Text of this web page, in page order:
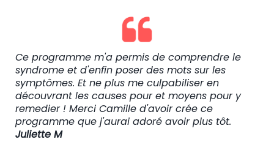
Ce programme m'a permis de comprendre le
syndrome et d'enfin poser des mots sur les
symptômes. Et ne plus me culpabiliser en
découvrant les causes pour et moyens pour y
remedier ! Merci Camille d'avoir crée ce
programme que j'aurai adoré avoir plus tôt.
Juliette M